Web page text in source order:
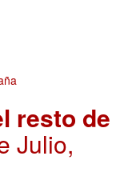
resto de
Julio,